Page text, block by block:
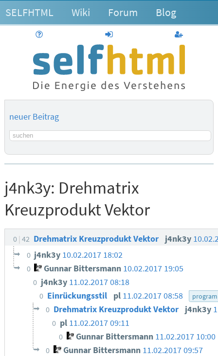
SELFHTML Wiki Forum Blog
anmelden
neuer Beitrag
Suchbegriff
j4nk3y: Drehmatrix
Kreuzprodukt Vektor
0 42 Drehmatrix Kreuzprodukt Vektor j4nk3y
0 j4nk3y 10.02.2017 18:02
0 Gunnar Bittersmann 10.02.2017 19:05
0 j4nk3y 11.02.2017 08:18
0 Einrückungsstil pl 11.02.2017 08:58
0 Drehmatrix Kreuzprodukt Vektor j4nk3y
0 pl 11.02.2017 09:11
0 Gunnar Bittersmann 11.02.2017 10:00
0 Gunnar Bittersmann 11.02.2017 09:57